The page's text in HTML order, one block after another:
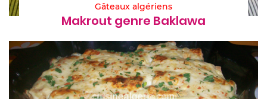
Gâteaux algériens
Makrout genre Baklawa